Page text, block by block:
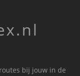
bij jouw in de